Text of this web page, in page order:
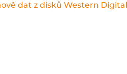
dat z disků Western Digital